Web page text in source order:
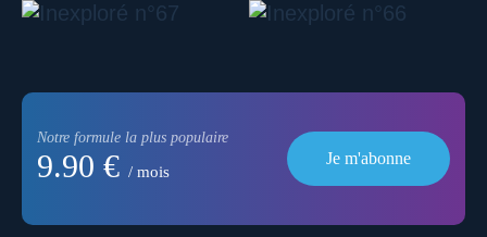
Notre formule la plus populaire
9.90 € / mois
Je m'abonne